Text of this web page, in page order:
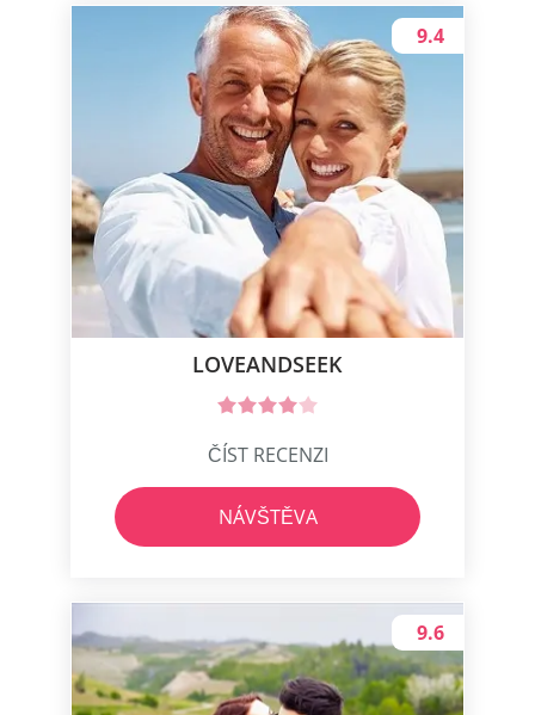
LOVEANDSEEK
9.4
ČÍST RECENZI
NÁVŠTĚVA
9.6